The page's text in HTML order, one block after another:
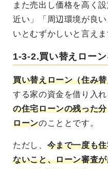
また売出し価格を高く
近い」「周辺環境が良
いとむずかしいと言えま
1-3-2.買い替えロー
買い替えローン（住み
する家の資金を借り入れ
の住宅ローンの残った
ローンのこととです。
ただし、 今まで一度も
ないこと、ローン審査